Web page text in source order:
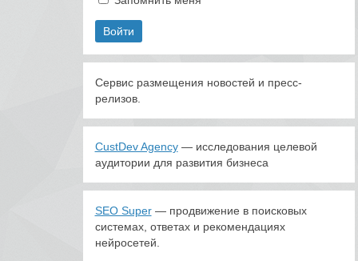
Сервис размещения новостей и пресс-
релизов.
CustDev Agency— исследования целевой
аудитории для развития бизнеса
SEO Super— продвижение в поисковых
системах, ответах и рекомендациях
нейросетей.